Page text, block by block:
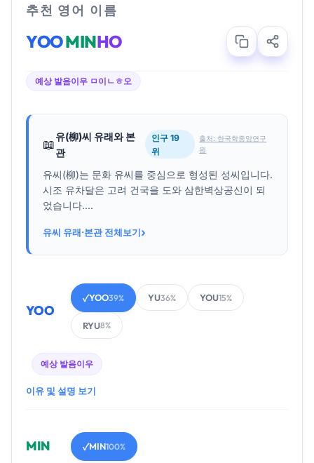
추천 영어 이름
YOOMINHO
예상 발음이우 ㅁ이ㄴㅎ오
📖
유(柳)씨 유래와 본
관
인구 19
위
출처: 한국학중앙연구
원
유씨(柳)는 문화 유씨를 중심으로 형성된 성씨입니다.
시조 유차달은 고려 건국을 도와 삼한벽상공신이 되
었습니다....
유씨 유래·본관 전체보기›
YOO
✓YOO39% YU36% YOU15%
RYU8%
예상 발음이우
이유 및 설명 보기
MIN ✓MIN100%